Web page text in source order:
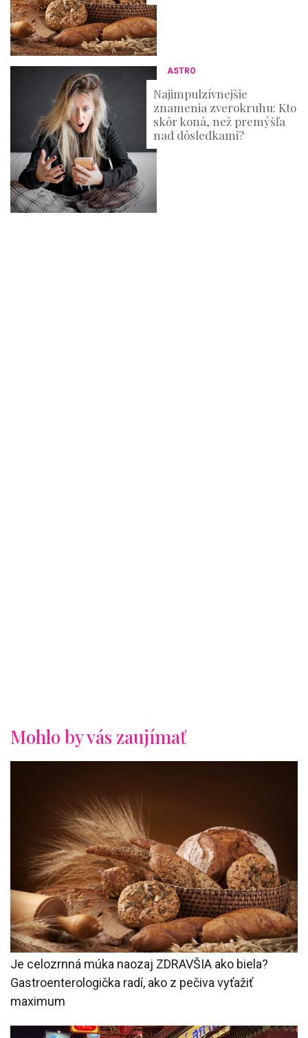
ASTRO
Najimpulzívnejšie
znamenia zverokruhu: Kto
skôr koná, než premýšľa
nad dôsledkami?
Mohlo by vás zaujímať
Je celozrnná múka naozaj ZDRAVŠIA ako biela?
Gastroenterologička radí, ako z pečiva vyťažiť
maximum